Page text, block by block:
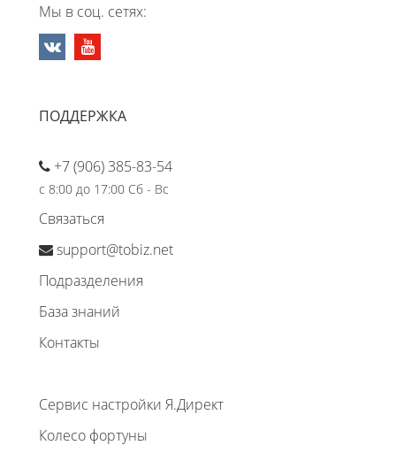
Мы в соц. сетях:
ПОДДЕРЖКА
+7 (906) 385-83-54
с 8:00 до 17:00 Сб - Вс
Связаться
support@tobiz.net
Подразделения
База знаний
Контакты
Сервис настройки Я.Директ
Колесо фортуны